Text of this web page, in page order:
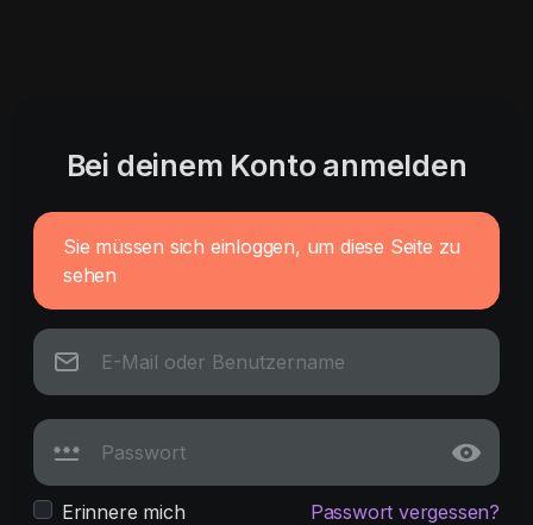
Bei deinem Konto anmelden
Sie müssen sich einloggen, um diese Seite zu
sehen
Erinnere mich Passwort vergessen?